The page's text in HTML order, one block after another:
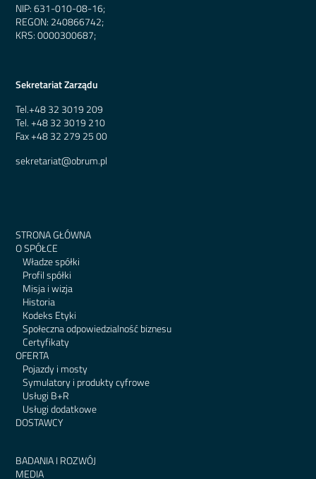
NIP: 631-010-08-16;
REGON: 240866742;
KRS: 0000300687;
Sekretariat Zarządu
Tel.+48 32 3019 209
Tel.+48 32 3019 210
Fax+48 32 279 25 00
sekretariat@obrum.pl
STRONA GŁÓWNA
O SPÓŁCE
Władze spółki
Profil spółki
Misja i wizja
Historia
Kodeks Etyki
Społeczna odpowiedzialność biznesu
Certyfikaty
OFERTA
Pojazdy i mosty
Symulatory i produkty cyfrowe
Usługi B+R
Usługi dodatkowe
DOSTAWCY
BADANIA I ROZWÓJ
MEDIA